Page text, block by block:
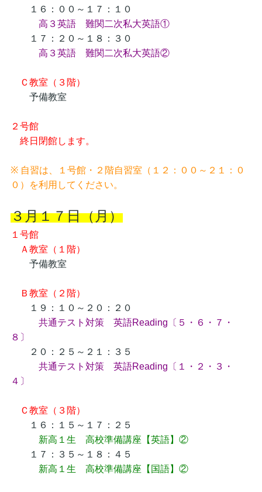
１６：００～１７：１０
高３英語 難関二次私大英語①
１７：２０～１８：３０
高３英語 難関二次私大英語②
Ｃ教室（３階）
予備教室
２号館
終日閉館します。
※ 自習は、１号館・２階自習室（１２：００～２１：０
０）を利用してください。
３月１７日（月）
１号館
Ａ教室（１階）
予備教室
Ｂ教室（２階）
１９：１０～２０：２０
共通テスト対策 英語Reading〔５・６・７・
８〕
２０：２５～２１：３５
共通テスト対策 英語Reading〔１・２・３・
４〕
Ｃ教室（３階）
１６：１５～１７：２５
新高１生 高校準備講座【英語】②
１７：３５～１８：４５
新高１生 高校準備講座【国語】②